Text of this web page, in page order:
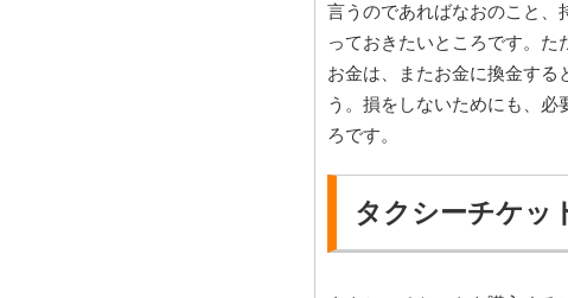
言うのであればなおのこと、
っておきたいところです。
お金は、またお金に換金する
う。損をしないためにも、必
ろです。
タクシーチケッ